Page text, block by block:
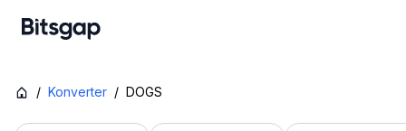
/ Konverter / DOGS